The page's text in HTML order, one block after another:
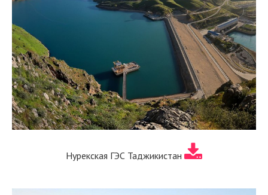
Нурекская ГЭС Таджикистан